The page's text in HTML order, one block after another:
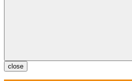
close